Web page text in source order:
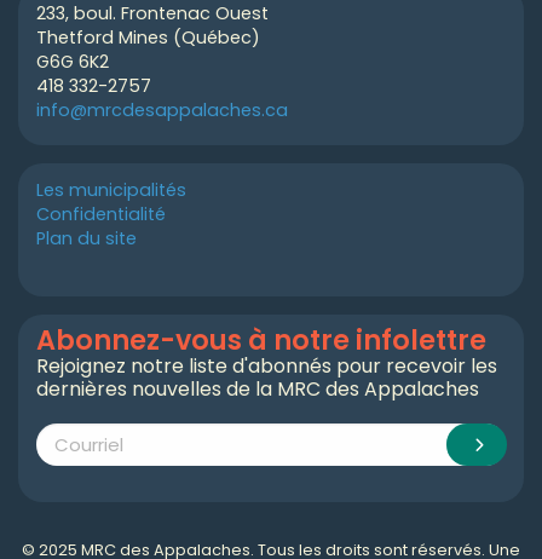
233, boul. Frontenac Ouest
Thetford Mines (Québec)
G6G 6K2
418 332-2757
info@mrcdesappalaches.ca
Les municipalités
Confidentialité
Plan du site
Abonnez-vous à notre infolettre
Rejoignez notre liste d'abonnés pour recevoir les
dernières nouvelles de la MRC des Appalaches
© 2025 MRC des Appalaches. Tous les droits sont réservés. Une